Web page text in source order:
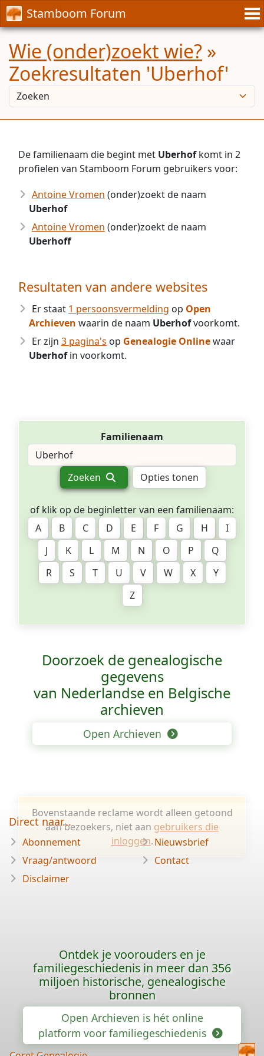
Stamboom Forum
Wie (onder)zoekt wie? »
Zoekresultaten 'Uberhof'
De familienaam die begint met Uberhofkomt in 2
profielen van Stamboom Forum gebruikers voor:
Antoine Vromen (onder)zoekt de naam
Uberhof
Antoine Vromen (onder)zoekt de naam
Uberhoff
Resultaten van andere websites
Er staat 1 persoonsvermelding op Open
Archieven waarin de naam Uberhofvoorkomt.
Er zijn 3 pagina's op Genealogie Onlinewaar
Uberhofin voorkomt.
Familienaam
Zoeken Opties tonen
of klik op de beginletter van een familienaam:
A
B C D E F G H
I
J
K L M N O P
Q
R
S T U V W X
Y
Z
Doorzoek de genealogische
gegevens
van Nederlandse en Belgische
archieven
Open Archieven
Bovenstaande reclame wordt alleen getoond
aan bezoekers, niet aan gebruikers die
inloggen.
Direct naar...
Abonnement
Vraag/antwoord
Disclaimer
Nieuwsbrief
Contact
Ontdek je voorouders en je
familiegeschiedenis in meer dan 356
miljoen historische, genealogische
bronnen
Open Archieven is hét online
platform voor familiegeschiedenis